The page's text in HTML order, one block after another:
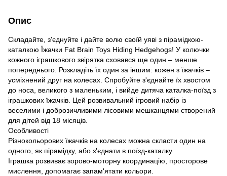
Опис
Складайте, з'єднуйте і дайте волю своїй уяві з пірамідкою-
каталкою Їжачки Fat Brain Toys Hiding Hedgehogs! У колючки
кожного іграшкового звірятка сховався ще один – менше
попереднього. Розкладіть їх один за іншим: кожен з їжачків –
усміхнений друг на колесах. Спробуйте з'єднайте їх хвостом
до носа, великого з маленьким, і вийде дитяча каталка-поїзд з
іграшкових їжачків. Цей розвивальний ігровий набір із
веселими і доброзичливими лісовими мешканцями створений
для дітей від 18 місяців.
Особливості
Різнокольорових їжачків на колесах можна скласти один на
одного, як пірамідку, або з'єднати в поїзд-каталку.
Іграшка розвиває зорово-моторну координацію, просторове
мислення, допомагає запам'ятати кольори.